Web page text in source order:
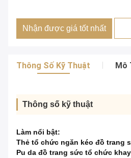
Nhận được giá tốt nhất
Thông Số Kỹ Thuật Mô
Thông số kỹ thuật
Làm nổi bật:
Thẻ tổ chức ngăn kéo đồ trang
Pu da đồ trang sức tổ chức khay